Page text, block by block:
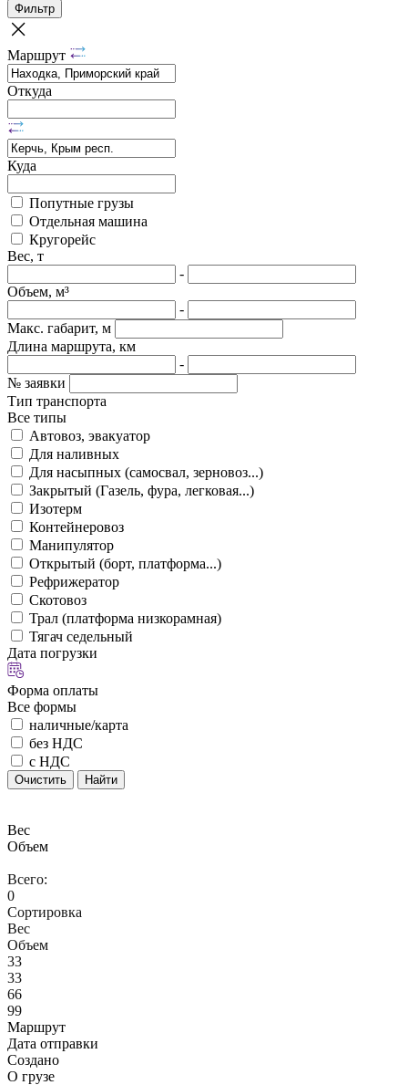
Фильтр
Маршрут
Откуда
Куда
Попутные грузы
Отдельная машина
Кругорейс
Вес, т
-
Объем, м³
-
Макс. габарит, м
Длина маршрута, км
-
№ заявки
Тип транспорта
Все типы
Автовоз, эвакуатор
Для наливных
Для насыпных (самосвал, зерновоз...)
Закрытый (Газель, фура, легковая...)
Изотерм
Контейнеровоз
Манипулятор
Открытый (борт, платформа...)
Рефрижератор
Скотовоз
Трал (платформа низкорамная)
Тягач седельный
Дата погрузки
Форма оплаты
Все формы
наличные/карта
без НДС
с НДС
Очистить Найти
Вес
Объем
Всего:
0
Сортировка
Вес
Объем
33
33
66
99
Маршрут
Дата отправки
Создано
О грузе